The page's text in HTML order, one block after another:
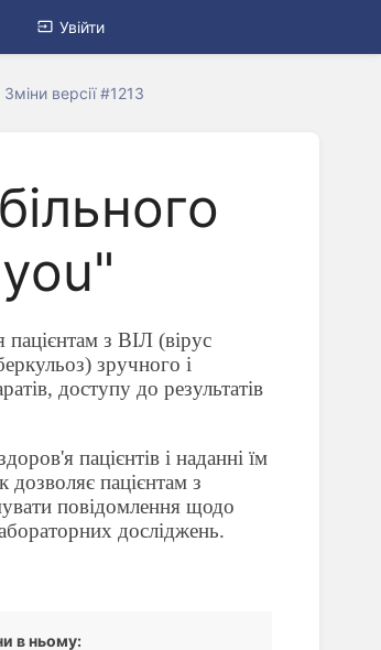
Увійти
Зміни версії #1213
з ВІЛ (вірус
зручного і
доступу до результатів
пацієнтів і наданні їм
дозволяє пацієнтам з
повідомлення щодо
досліджень.
в ньому: